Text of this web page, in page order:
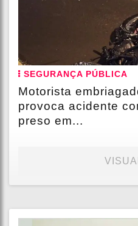
SEGURANÇA PÚBLICA
Motorista
provoca acidente
preso em...